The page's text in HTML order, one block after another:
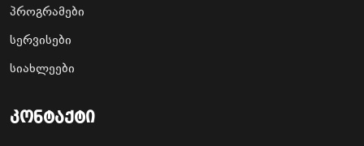
პროგრამები
სერვისები
სიახლეები
კონტაქტი